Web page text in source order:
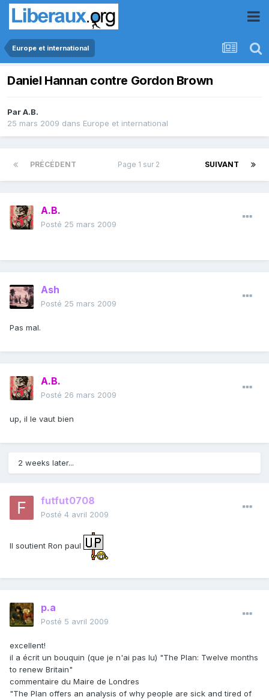
Europe et international
Daniel Hannan contre Gordon Brown
ParA.B.
25 mars 2009 dans Europe et international
PRÉCÉDENT SUIVANT
Page 1 sur 2
A.B.
Posté 25 mars 2009
Ash
Posté 25 mars 2009
Pas mal.
A.B.
Posté 26 mars 2009
up, il le vaut bien
2 weeks later...
futfut0708
Posté 4 avril 2009
Il soutient Ron paul
p.a
Posté 5 avril 2009
excellent!
il a écrit un bouquin (que je n'ai pas lu) "The Plan: Twelve months
to renew Britain"
commentaire du Maire de Londres
"The Plan offers an analysis of why people are sick and tired of